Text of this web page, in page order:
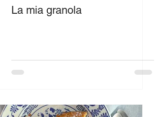
La mia granola